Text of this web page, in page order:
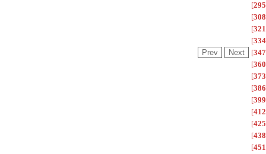
[295
[308
[321
[334
[347
[360
[373
[386
[399
[412
[425
[438
[451